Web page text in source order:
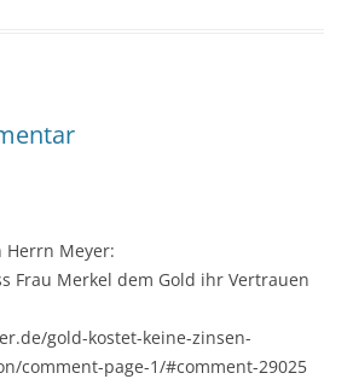
Herrn Meyer:
Frau Merkel dem Gold ihr Vertrauen
gold-kostet-keine-zinsen-
comment-page-1/#comment-29025